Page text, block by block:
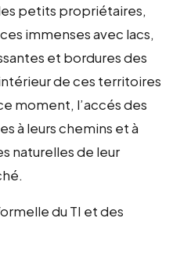
petits propriétaires,
immenses avec lacs,
et bordures des
de ces territoires
moment, l’accés des
à leurs chemins et à
naturelles de leur
du TI et des